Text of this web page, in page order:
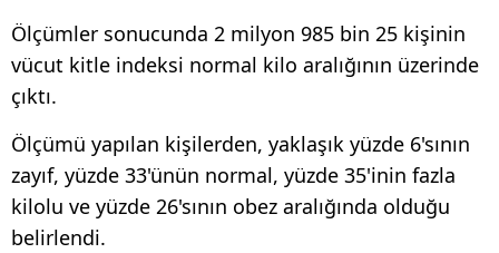
Ölçümler sonucunda 2 milyon 985 bin 25 kişinin
vücut kitle indeksi normal kilo aralığının üzerinde
çıktı.
Ölçümü yapılan kişilerden, yaklaşık yüzde 6'sının
zayıf, yüzde 33'ünün normal, yüzde 35'inin fazla
kilolu ve yüzde 26'sının obez aralığında olduğu
belirlendi.